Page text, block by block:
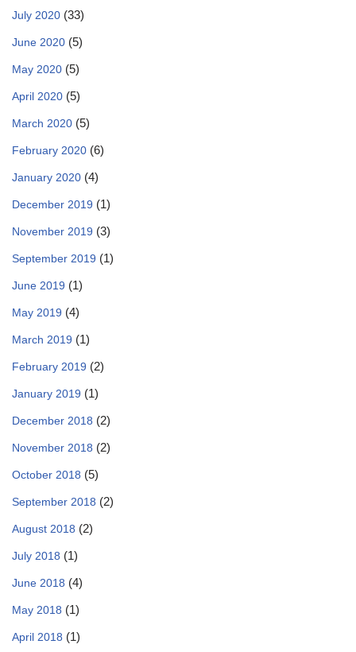
July 2020 (33)
June 2020 (5)
May 2020 (5)
April 2020 (5)
March 2020 (5)
February 2020 (6)
January 2020 (4)
December 2019 (1)
November 2019 (3)
September 2019 (1)
June 2019 (1)
May 2019 (4)
March 2019 (1)
February 2019 (2)
January 2019 (1)
December 2018 (2)
November 2018 (2)
October 2018 (5)
September 2018 (2)
August 2018 (2)
July 2018 (1)
June 2018 (4)
May 2018 (1)
April 2018 (1)